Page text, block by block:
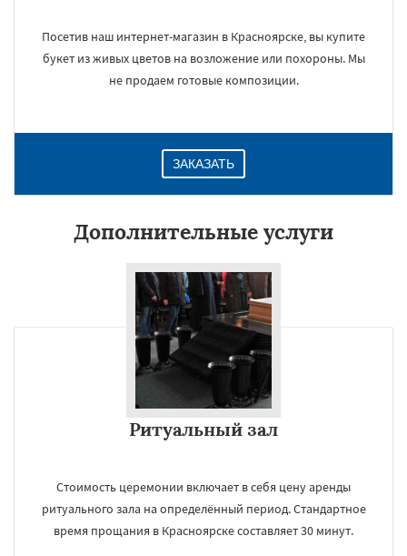
Посетив наш интернет-магазин в Красноярске, вы купите
букет из живых цветов на возложение или похороны. Мы
не продаем готовые композиции.
ЗАКАЗАТЬ
Дополнительные услуги
Ритуальный зал
Стоимость церемонии включает в себя цену аренды
ритуального зала на определённый период. Стандартное
время прощания в Красноярске составляет 30 минут.
Даю согласие на обработку персональных данных